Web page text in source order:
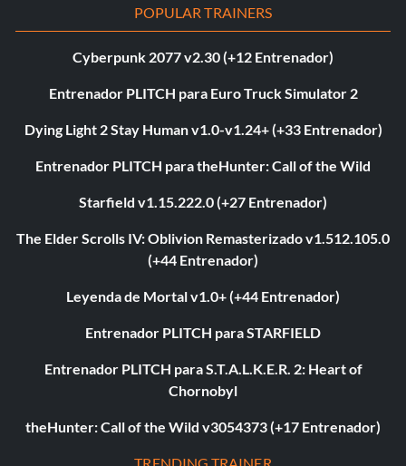
POPULAR TRAINERS
Cyberpunk 2077 v2.30 (+12 Entrenador)
Entrenador PLITCH para Euro Truck Simulator 2
Dying Light 2 Stay Human v1.0-v1.24+ (+33 Entrenador)
Entrenador PLITCH para theHunter: Call of the Wild
Starfield v1.15.222.0 (+27 Entrenador)
The Elder Scrolls IV: Oblivion Remasterizado v1.512.105.0
(+44 Entrenador)
Leyenda de Mortal v1.0+ (+44 Entrenador)
Entrenador PLITCH para STARFIELD
Entrenador PLITCH para S.T.A.L.K.E.R. 2: Heart of
Chornobyl
theHunter: Call of the Wild v3054373 (+17 Entrenador)